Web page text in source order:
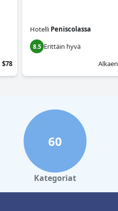
$78
Hotelli Peniscolassa
8.5 Erittäin hyvä
Alkaen
60
Kategoriat